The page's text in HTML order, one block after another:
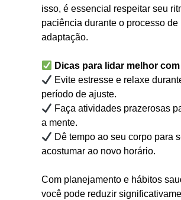
isso, é essencial respeitar seu
paciência durante o processo de
adaptação.
Dicas para lidar melhor
Evite estresse e relaxe
período de ajuste.
Faça atividades prazerosas
a mente.
Dê tempo ao seu corpo para
acostumar ao novo horário.
Com planejamento e hábitos
você pode reduzir